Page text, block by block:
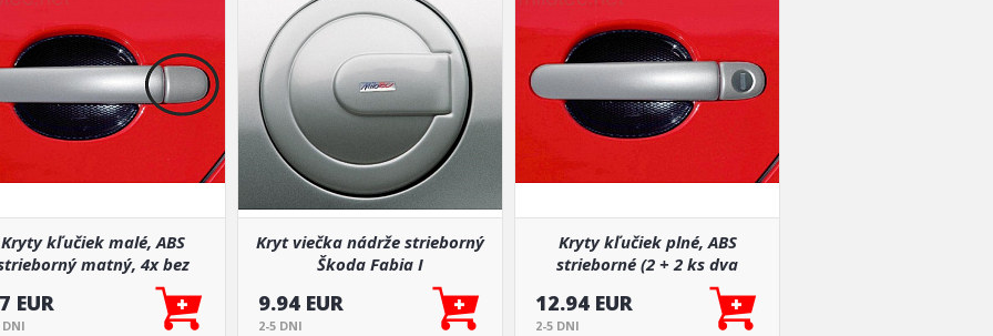
Kryty kľučiek malé, ABS
matný, 4x bez
otvoru pre zámok
EUR
DNI
Kryt viečka nádrže strieborný
Škoda Fabia I
9.94 EUR
2-5 DNI
Kryty kľučiek plné, ABS
strieborné (2 + 2 ks dva
zámky), Roomster
12.94 EUR
2-5 DNI